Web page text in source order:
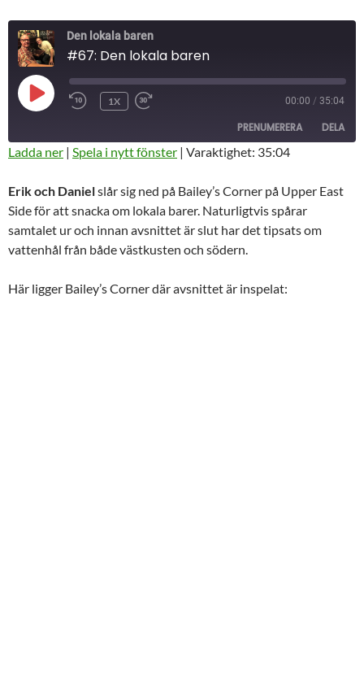
Den lokala baren
#67: Den lokala baren
SPELA
UPP
HOPPA
SEKUNDER
1X
SEKUNDER
00:00 / 35:04
PRENUMERERA DELA
FLÖDE
LÄNK
BÄDDA IN
Ladda ner | Spela i nytt fönster | Varaktighet: 35:04
Erik och Danielslår sig ned på Bailey’s Corner på Upper East
Side för att snacka om lokala barer. Naturligtvis spårar
samtalet ur och innan avsnittet är slut har det tipsats om
vattenhål från både västkusten och södern.
Här ligger Bailey’s Corner där avsnittet är inspelat: